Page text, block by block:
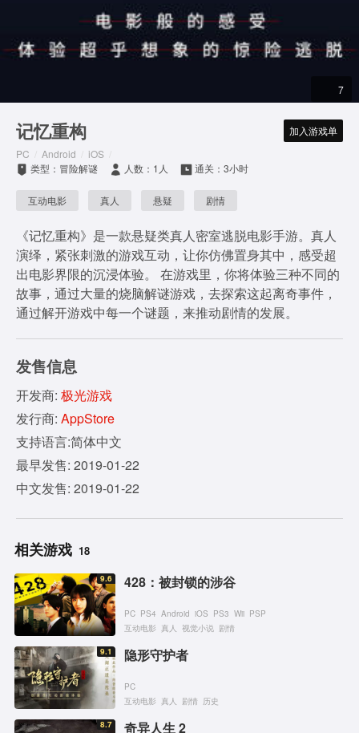
7
记忆重构
PC Android iOS
加入游戏单
类型：冒险解谜 人数：1人 通关：3小时
互动电影 真人 悬疑 剧情
《记忆重构》是一款悬疑类真人密室逃脱电影手游。真人
演绎，紧张刺激的游戏互动，让你仿佛置身其中，感受超
出电影界限的沉浸体验。 在游戏里，你将体验三种不同的
故事，通过大量的烧脑解谜游戏，去探索这起离奇事件，
通过解开游戏中每一个谜题，来推动剧情的发展。
发售信息
开发商: 极光游戏
发行商: AppStore
支持语言:简体中文
最早发售: 2019-01-22
中文发售: 2019-01-22
相关游戏 18
9.6 428：被封锁的涉谷
PC PS4 Android iOS PS3 Wii PSP
互动电影 真人 视觉小说 剧情
9.1 隐形守护者
PC
互动电影 真人 剧情 历史
8.7 奇异人生 2